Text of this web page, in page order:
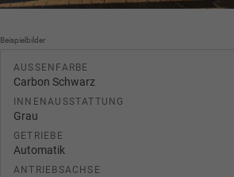
Beispielbilder
AUSSENFARBE
Carbon Schwarz
INNENAUSSTATTUNG
Grau
GETRIEBE
Automatik
ANTRIEBSACHSE